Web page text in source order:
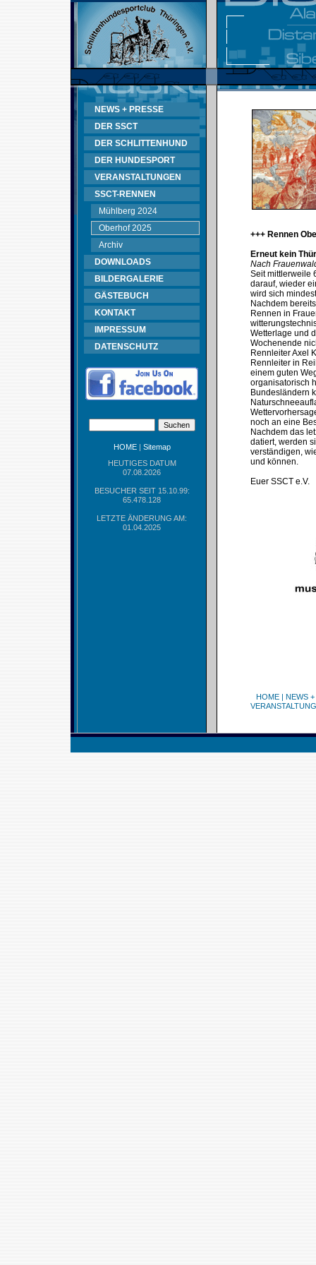
NEWS + PRESSE
DER SSCT
DER SCHLITTENHUND
DER HUNDESPORT
VERANSTALTUNGEN
SSCT-RENNEN
Mühlberg 2024
Oberhof 2025
Archiv
DOWNLOADS
BILDERGALERIE
GÄSTEBUCH
KONTAKT
IMPRESSUM
DATENSCHUTZ
HOME| Sitemap
HEUTIGES DATUM
07.08.2026
BESUCHER SEIT 15.10.99:
65.478.128
LETZTE ÄNDERUNG AM:
01.04.2025
+++ Rennen
Erneut kein
Nach
Seit mittlerweile
darauf, wieder
wird sich
Nachdem
Rennen in
Wetterlage und
Wochenende
Rennleiter Axel
Rennleiter in
einem guten
organisatorisch
Bundesländern
noch an eine
Nachdem das
datiert, werden
verständigen,
und können.
Euer SSCT e.V.
HOME| NEWS